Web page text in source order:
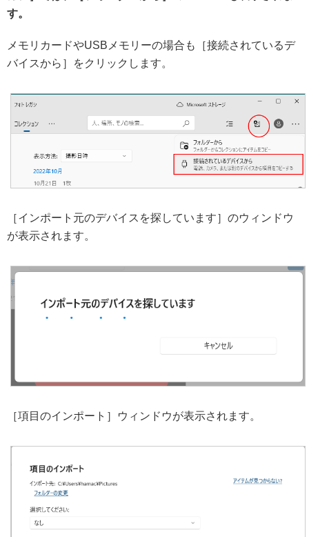
す。
メモリカードやUSBメモリーの場合も［接続されているデ
バイスから］をクリックします。
［インポート元のデバイスを探しています］のウィンドウ
が表示されます。
［項目のインポート］ウィンドウが表示されます。